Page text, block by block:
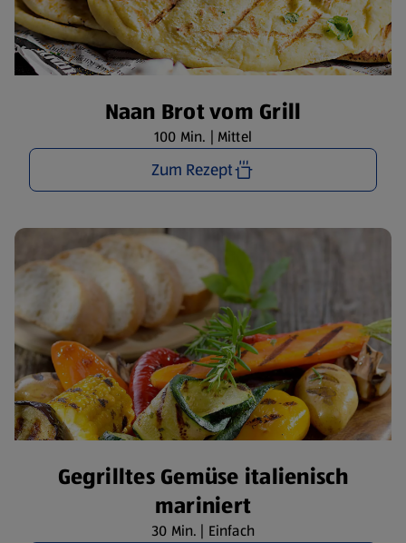
Naan Brot vom Grill
100 Min. | Mittel
Zum Rezept
Gegrilltes Gemüse italienisch
mariniert
30 Min. | Einfach